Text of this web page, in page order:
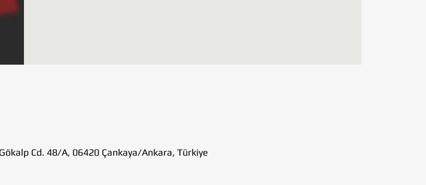
Cd. 48/A, 06420 Çankaya/Ankara, Türkiye